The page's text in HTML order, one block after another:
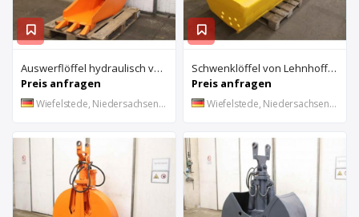
Auswerflöffel hydraulisch von Stahl – Breite 40 cm
Preis anfragen
Wiefelstede, Niedersachsen, DE
Schwenklöffel von Lehnhoff – 902 Lit
Preis anfragen
Wiefelstede, Niedersachsen, DE